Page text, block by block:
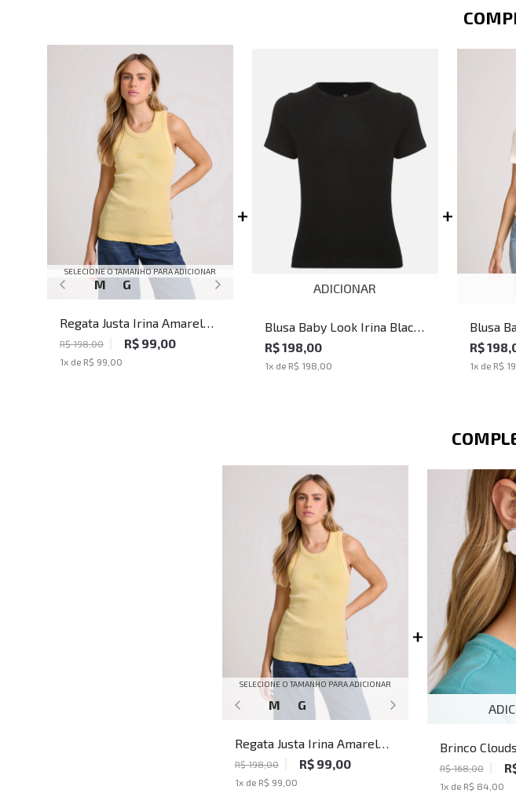
SELECIONE O TAMANHO PARA ADICIONAR
M G
Regata Justa Irina Amarelo
John John Feminina
R$ 198,00 R$ 99,00
1x de R$ 99,00
ADICIONAR
Blusa Baby Look Irina Black
John John Feminina
R$ 198,00
1x de R$ 198,00
Blusa
John
R$
1x de R$
SELECIONE O TAMANHO PARA ADICIONAR
M G
Regata Justa Irina Amarelo
John John Feminina
R$ 198,00 R$ 99,00
1x de R$ 99,00
Brinco
Feminino
R$ 168,00
1x de R$ 84,00